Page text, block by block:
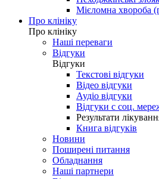
Мієломна хвороба
Про клініку
Про клініку
Наші переваги
Відгуки
Відгуки
Текстові відгуки
Відео відгуки
Аудіо відгуки
Відгуки с соц.
Результати
Книга відгуків
Новини
Поширені питання
Обладнання
Наші партнери